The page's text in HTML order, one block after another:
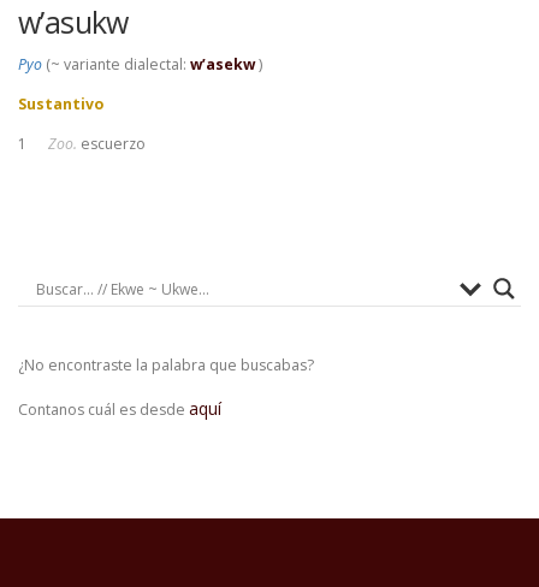
w’asukw
Pyo (~ variante dialectal: w’asekw)
Sustantivo
1 Zoo. escuerzo
¿No encontraste la palabra que buscabas?
Contanos cuál es desde aquí